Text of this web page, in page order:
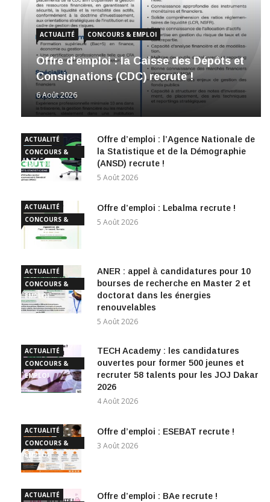
ACTUALITÉ CONCOURS & EMPLOI
Offre d’emploi : la Caisse des Dépôts et
Consignations (CDC) recrute !
6 Août 2026
ACTUALITÉ
CONCOURS &
EMPLOI
Offre d’emploi : l’Agence Nationale de
la Statistique et de la Démographie
(ANSD) recrute !
5 Août 2026
ACTUALITÉ
CONCOURS &
EMPLOI
Offre d’emploi : Lebalma recrute !
5 Août 2026
ACTUALITÉ
CONCOURS &
EMPLOI
ANER : appel à candidatures pour 10
bourses de recherche en Master 2 et
doctorat dans les énergies
renouvelables
5 Août 2026
ACTUALITÉ
CONCOURS &
EMPLOI
TECH Academy : les candidatures
ouvertes pour former 500 jeunes et
recruter 58 talents pour les JOJ Dakar
2026
4 Août 2026
ACTUALITÉ
CONCOURS &
EMPLOI
Offre d’emploi : ESEBAT recrute !
3 Août 2026
ACTUALITÉ
Offre d’emploi : BAe recrute !